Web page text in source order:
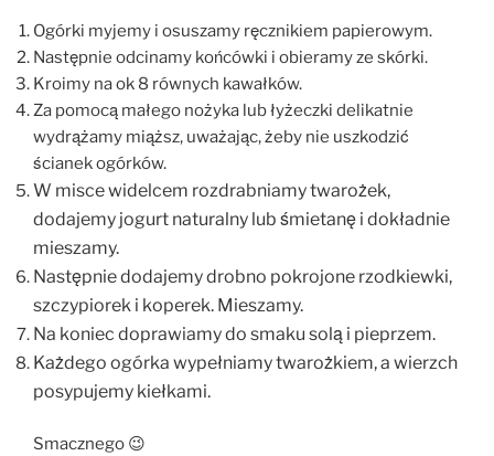
Ogórki myjemy i osuszamy ręcznikiem papierowym.
Następnie odcinamy końcówki i obieramy ze skórki.
Kroimy na ok 8 równych kawałków.
Za pomocą małego nożyka lub łyżeczki delikatnie
wydrążamy miąższ, uważając, żeby nie uszkodzić
ścianek ogórków.
W misce widelcem rozdrabniamy twarożek,
dodajemy jogurt naturalny lub śmietanę i dokładnie
mieszamy.
Następnie dodajemy drobno pokrojone rzodkiewki,
szczypiorek i koperek. Mieszamy.
Na koniec doprawiamy do smaku solą i pieprzem.
Każdego ogórka wypełniamy twarożkiem, a wierzch
posypujemy kiełkami.
Smacznego 😉